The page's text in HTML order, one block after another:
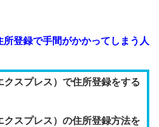
所登録で手間がかかってしまう人
スプレス）で住所登録をする
スプレス）の住所登録方法を